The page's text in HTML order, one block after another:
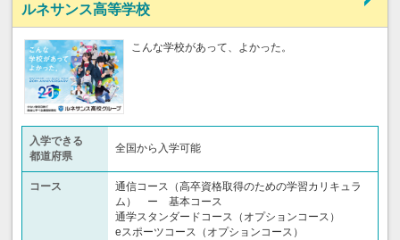
ルネサンス高等学校
こんな学校があって、よかった。
入学できる
都道府県
全国から入学可能
コース
通信コース（高卒資格取得のための学習カリキュラ
ム） ー 基本コース
通学スタンダードコース（オプションコース）
eスポーツコース（オプションコース）